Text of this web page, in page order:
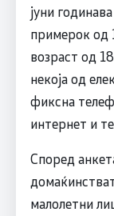
јуни
примерок од
возраст од
некоја од
фиксна
интернет и
Според
малолетни